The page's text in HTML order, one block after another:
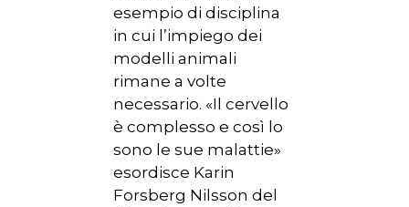
esempio di disciplina
in cui l’impiego dei
modelli animali
rimane a volte
necessario. «Il cervello
è complesso e così lo
sono le sue malattie»
esordisce Karin
Forsberg Nilsson del